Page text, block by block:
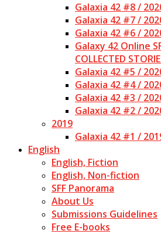
Galaxia 42 #8 /
Galaxia 42 #7 /
Galaxia 42 #6 /
Galaxy 42 Online
COLLECTED
Galaxia 42 #5 /
Galaxia 42 #4 /
Galaxia 42 #3 /
Galaxia 42 #2 /
2019
Galaxia 42 #1 /
English
English, Fiction
English, Non-fiction
SFF Panorama
About Us
Submissions Guidelines
Free E-books